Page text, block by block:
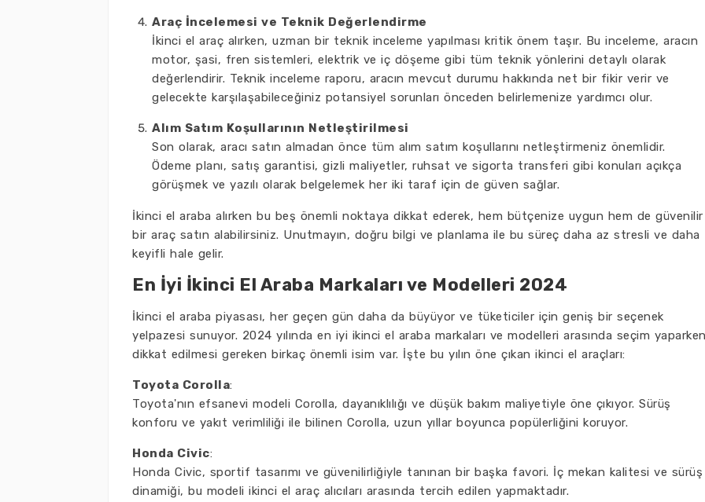
Araç İncelemesi ve Teknik Değerlendirme
İkinci el araç alırken, uzman bir teknik inceleme yapılması kritik önem taşır. Bu inceleme, aracın
motor, şasi, fren sistemleri, elektrik ve iç döşeme gibi tüm teknik yönlerini detaylı olarak
değerlendirir. Teknik inceleme raporu, aracın mevcut durumu hakkında net bir fikir verir ve
gelecekte karşılaşabileceğiniz potansiyel sorunları önceden belirlemenize yardımcı olur.
Alım Satım Koşullarının Netleştirilmesi
Son olarak, aracı satın almadan önce tüm alım satım koşullarını netleştirmeniz önemlidir.
Ödeme planı, satış garantisi, gizli maliyetler, ruhsat ve sigorta transferi gibi konuları açıkça
görüşmek ve yazılı olarak belgelemek her iki taraf için de güven sağlar.
İkinci el araba alırken bu beş önemli noktaya dikkat ederek, hem bütçenize uygun hem de güvenilir
bir araç satın alabilirsiniz. Unutmayın, doğru bilgi ve planlama ile bu süreç daha az stresli ve daha
keyifli hale gelir.
En İyi İkinci El Araba Markaları ve Modelleri 2024
İkinci el araba piyasası, her geçen gün daha da büyüyor ve tüketiciler için geniş bir seçenek
yelpazesi sunuyor. 2024 yılında en iyi ikinci el araba markaları ve modelleri arasında seçim
dikkat edilmesi gereken birkaç önemli isim var. İşte bu yılın öne çıkan ikinci el araçları:
Toyota Corolla:
Toyota'nın efsanevi modeli Corolla, dayanıklılığı ve düşük bakım maliyetiyle öne çıkıyor. Sürüş
konforu ve yakıt verimliliği ile bilinen Corolla, uzun yıllar boyunca popülerliğini koruyor.
Honda Civic:
Honda Civic, sportif tasarımı ve güvenilirliğiyle tanınan bir başka favori. İç mekan kalitesi ve sürüş
dinamiği, bu modeli ikinci el araç alıcıları arasında tercih edilen yapmaktadır.